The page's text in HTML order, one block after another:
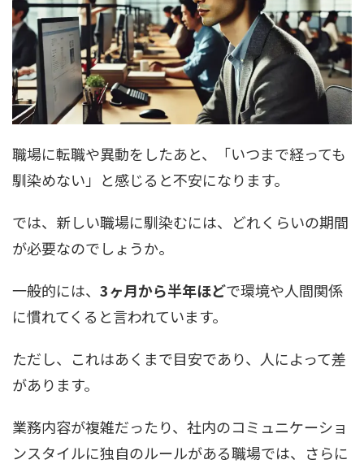
職場に転職や異動をしたあと、「いつまで経っても
馴染めない」と感じると不安になります。
では、新しい職場に馴染むには、どれくらいの期間
が必要なのでしょうか。
一般的には、 3ヶ月から半年ほどで環境や人間関係
に慣れてくると言われています。
ただし、これはあくまで目安であり、人によって差
があります。
業務内容が複雑だったり、社内のコミュニケーショ
ンスタイルに独自のルールがある職場では、さらに